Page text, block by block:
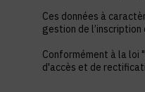
Ces données à
gestion de
Conformément à la loi
d'accès et de